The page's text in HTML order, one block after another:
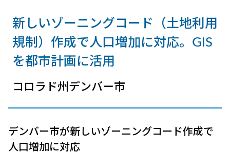
新しいゾーニングコード（土地利用
規制）作成で人口増加に対応。GIS
を都市計画に活用
コロラド州デンバー市
デンバー市が新しいゾーニングコード作成で
人口増加に対応